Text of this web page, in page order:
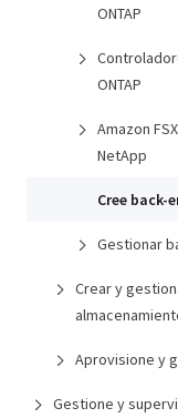
ONTAP
ONTAP
Amazon
NetApp
Cree back-
Gestionar
Crear y
Aprovisione y
Gestione y